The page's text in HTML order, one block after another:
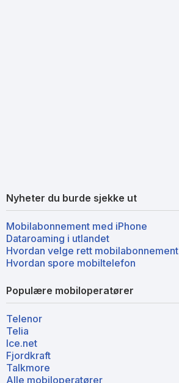
Nyheter du burde sjekke ut
Mobilabonnement med iPhone
Dataroaming i utlandet
Hvordan velge rett mobilabonnement
Hvordan spore mobiltelefon
Populære mobiloperatører
Telenor
Telia
Ice.net
Fjordkraft
Talkmore
Alle mobiloperatører